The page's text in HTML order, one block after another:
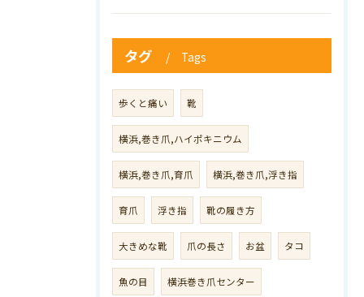
タグ Tags
歩くと痛い 靴
横浜,巻き爪,ハイポキニウム
横浜,巻き爪,育爪 横浜,巻き爪,浮き指
育爪 浮き指 靴の履き方
大きめな靴 爪の長さ お盆 タコ
魚の目 横浜巻き爪センター